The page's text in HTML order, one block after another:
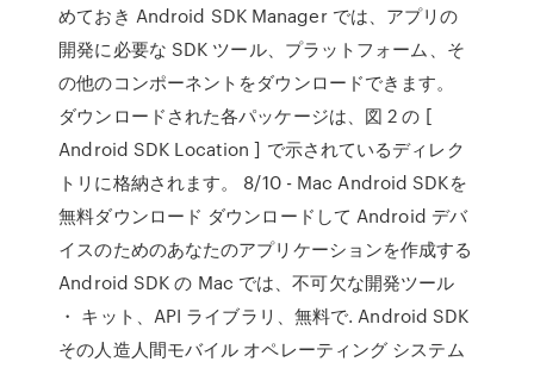
めておき Android SDK Manager では、アプリの
開発に必要な SDK ツール、プラットフォーム、そ
の他のコンポーネントをダウンロードできます。
ダウンロードされた各パッケージは、図 2 の [
Android SDK Location ] で示されているディレク
トリに格納されます。 8/10 - Mac Android SDKを
無料ダウンロード ダウンロードして Android デバ
イスのためのあなたのアプリケーションを作成する
Android SDK の Mac では、不可欠な開発ツール
・ キット、API ライブラリ、無料で. Android SDK
その人造人間モバイル オペレーティング システム